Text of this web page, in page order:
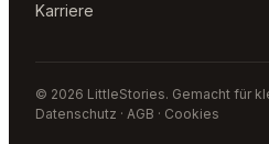
Karriere
© 2026 LittleStories. Gemacht für
Datenschutz · AGB · Cookies